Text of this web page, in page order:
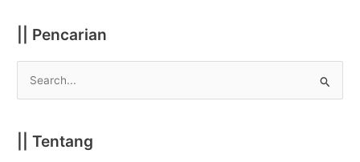
|| Pencarian
r || Tentang